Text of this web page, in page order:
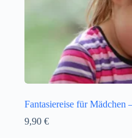
Fantasiereise für Mädchen
9,90 €